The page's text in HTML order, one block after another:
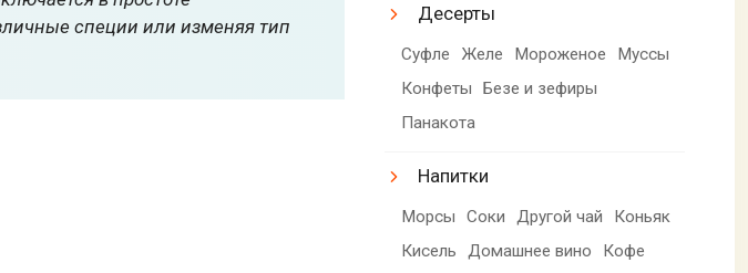
специи или изменяя тип
Десерты
Суфле Желе Мороженое
Муссы
Конфеты
Безе и зефиры
Панакота
Напитки
Морсы Соки Другой чай
Коньяк
Кисель
Домашнее вино
Кофе